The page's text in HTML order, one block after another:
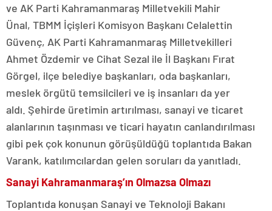
ve AK Parti Kahramanmaraş Milletvekili Mahir
Ünal, TBMM İçişleri Komisyon Başkanı Celalettin
Güvenç, AK Parti Kahramanmaraş Milletvekilleri
Ahmet Özdemir ve Cihat Sezal ile İl Başkanı Fırat
Görgel, ilçe belediye başkanları, oda başkanları,
meslek örgütü temsilcileri ve iş insanları da yer
aldı. Şehirde üretimin artırılması, sanayi ve ticaret
alanlarının taşınması ve ticari hayatın canlandırılması
gibi pek çok konunun görüşüldüğü toplantıda Bakan
Varank, katılımcılardan gelen soruları da yanıtladı.
Sanayi Kahramanmaraş’ın Olmazsa Olmazı
Toplantıda konuşan Sanayi ve Teknoloji Bakanı